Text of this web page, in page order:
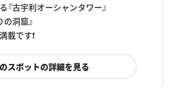
『古宇利オーシャンタワー』
洞窟』
載です❗️
スポットの詳細を見る